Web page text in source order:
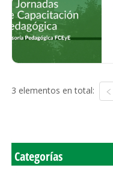
3 elementos en total:
Categorías